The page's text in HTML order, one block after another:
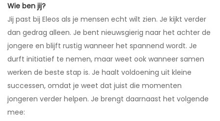
Wie ben jij?
Jij past bij Eleos als je mensen echt wilt zien. Je kijkt verder
dan gedrag alleen. Je bent nieuwsgierig naar het achter de
jongere en blijft rustig wanneer het spannend wordt. Je
durft initiatief te nemen, maar weet ook wanneer samen
werken de beste stap is. Je haalt voldoening uit kleine
successen, omdat je weet dat juist die momenten
jongeren verder helpen. Je brengt daarnaast het volgende
mee: